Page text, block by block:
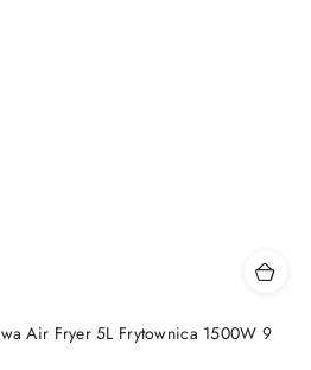
Air Fryer 5L Frytownica 1500W 9